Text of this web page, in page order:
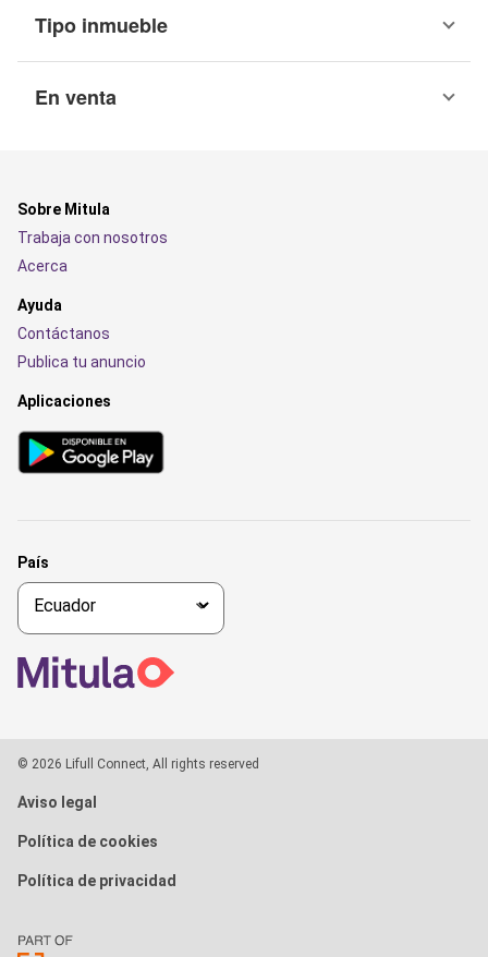
Tipo inmueble
En venta
Sobre Mitula
Trabaja con nosotros
Acerca
Ayuda
Contáctanos
Publica tu anuncio
Aplicaciones
País
© 2026 Lifull Connect, All rights reserved
Aviso legal
Política de cookies
Política de privacidad